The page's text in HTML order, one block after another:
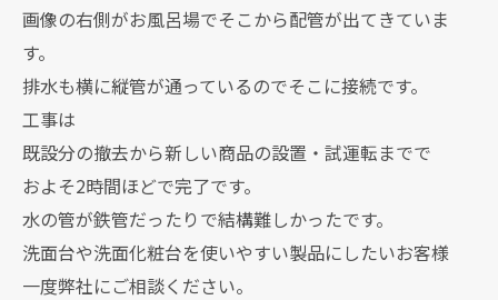
画像の右側がお風呂場でそこから配管が出てきていま
す。
排水も横に縦管が通っているのでそこに接続です。
工事は
既設分の撤去から新しい商品の設置・試運転までで
およそ2時間ほどで完了です。
水の管が鉄管だったりで結構難しかったです。
洗面台や洗面化粧台を使いやすい製品にしたいお客様
一度弊社にご相談ください。